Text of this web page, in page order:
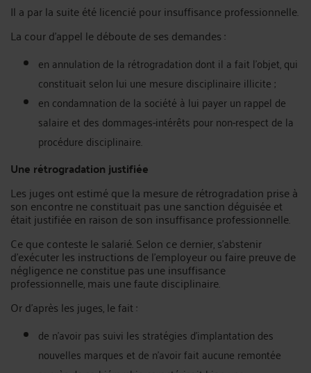
Il a par la suite été licencié pour insuffisance professionnelle.
La cour d’appel le déboute de ses demandes :
en annulation de la rétrogradation dont il a fait l’objet, qui
constituait selon lui une mesure disciplinaire illicite ;
en condamnation de la société à lui payer un rappel de
salaire et des dommages-intérêts pour non-respect de la
procédure disciplinaire.
Une rétrogradation justifiée
Les juges ont estimé que la mesure de rétrogradation prise à
son encontre ne constituait pas une sanction déguisée et
était justifiée en raison de son insuffisance professionnelle.
Ce que conteste le salarié. Selon ce dernier, s’abstenir
d’exécuter les instructions de l’employeur ou faire preuve de
négligence ne constitue pas une insuffisance
professionnelle, mais une faute disciplinaire.
Or d’après les juges, le fait :
de n’avoir pas suivi les stratégies d’implantation des
nouvelles marques et de n’avoir fait aucune remontée